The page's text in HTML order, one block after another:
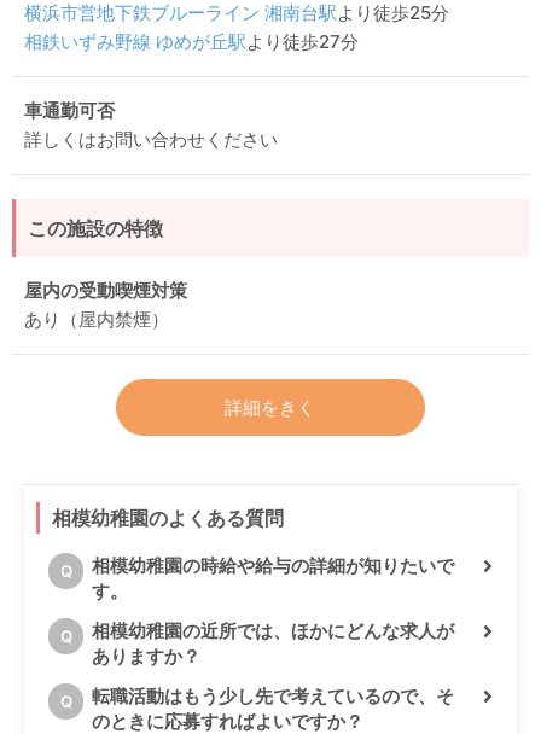
横浜市営地下鉄ブルーライン 湘南台駅より徒歩25分
相鉄いずみ野線 ゆめが丘駅より徒歩27分
車通勤可否
詳しくはお問い合わせください
この施設の特徴
屋内の受動喫煙対策
あり（屋内禁煙）
詳細をきく
相模幼稚園のよくある質問
Q
相模幼稚園の時給や給与の詳細が知りたいで
す。
Q
相模幼稚園の近所では、ほかにどんな求人が
ありますか？
Q
転職活動はもう少し先で考えているので、そ
のときに応募すればよいですか？